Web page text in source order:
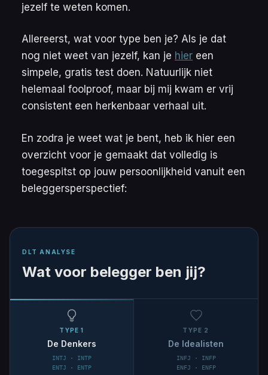
jezelf te weten komen.
Allereerst, wat voor type ben je? Als je dat
nog niet weet van jezelf, kan je hier een
simpele, gratis test doen. Natuurlijk niet
helemaal foolproof, maar bij mij kwam er vrij
consistent een herkenbaar verhaal uit.
En zodra je weet wat je bent, heb ik hier een
overzicht voor je gemaakt dat volledig is
toegespitst op jouw persoonlijkheid vanuit een
beleggersperspectief:
DLT ANALYSE
Wat voor belegger ben jij?
TYPE 1
De Denkers
INTJ · INTP
ENTJ · ENTP
TYPE 2
De Idealisten
INFJ · INFP
ENFJ · ENFP